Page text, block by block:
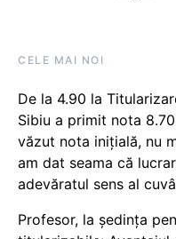
CELE MAI NOI
De la 4.90 la
Sibiu a primit nota
văzut nota inițială, nu
am dat seama că
adevăratul sens al
Profesor, la ședința